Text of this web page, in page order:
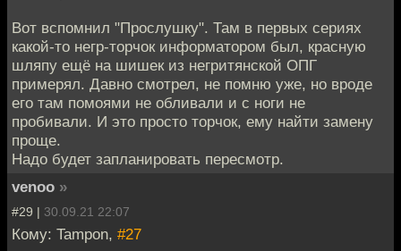
Вот вспомнил "Прослушку". Там в первых сериях
какой-то негр-торчок информатором был, красную
шляпу ещё на шишек из негритянской ОПГ
примерял. Давно смотрел, не помню уже, но вроде
его там помоями не обливали и с ноги не
пробивали. И это просто торчок, ему найти замену
проще.
Надо будет запланировать пересмотр.
venoo »
#29 | 30.09.21 22:07
Кому: Tampon, #27